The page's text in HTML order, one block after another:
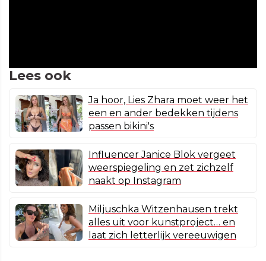
Lees ook
Ja hoor, Lies Zhara moet weer het
een en ander bedekken tijdens
passen bikini's
Influencer Janice Blok vergeet
weerspiegeling en zet zichzelf
naakt op Instagram
Miljuschka Witzenhausen trekt
alles uit voor kunstproject… en
laat zich letterlijk vereeuwigen